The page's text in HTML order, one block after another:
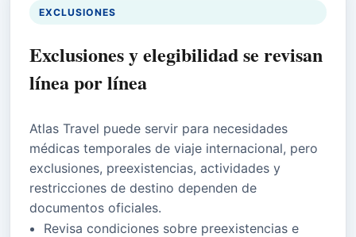
EXCLUSIONES
Exclusiones y elegibilidad se revisan
línea por línea
Atlas Travel puede servir para necesidades
médicas temporales de viaje internacional, pero
exclusiones, preexistencias, actividades y
restricciones de destino dependen de
documentos oficiales.
Revisa condiciones sobre preexistencias e